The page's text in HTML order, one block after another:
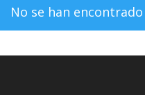
No se han